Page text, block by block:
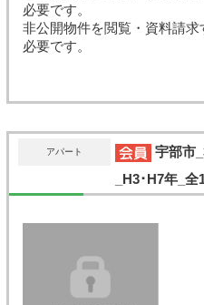
必要です。
非公開物件を閲覧・資料請
必要です。
アパート
宇部市
_H3･H7年_